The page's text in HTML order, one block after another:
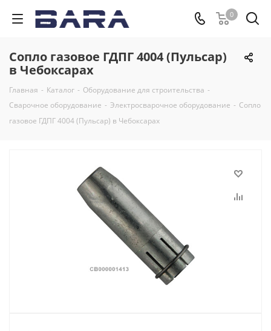
0
Сопло газовое ГДПГ 4004 (Пульсар)
в Чебоксарах
Главная - Каталог - Оборудование для строительства -
Сварочное оборудование - Электросварочное оборудование - Сопло
газовое ГДПГ 4004 (Пульсар) в Чебоксарах